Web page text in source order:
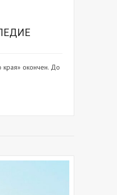
края» окончен. До